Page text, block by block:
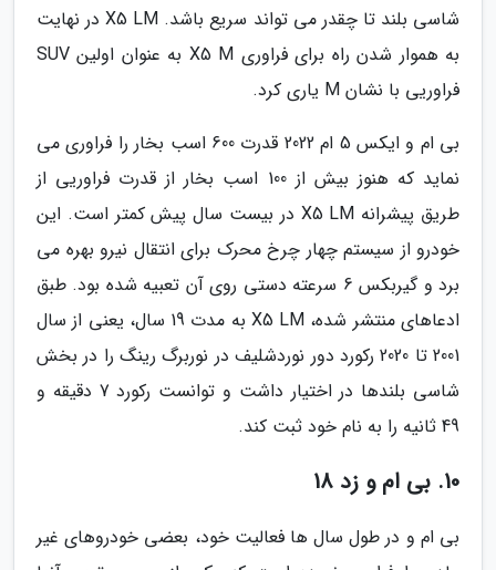
شاسی بلند تا چقدر می تواند سریع باشد. X5 LM در نهایت
به هموار شدن راه برای فراوری X5 M به عنوان اولین SUV
فراوریی با نشان M یاری کرد.
بی ام و ایکس 5 ام 2022 قدرت 600 اسب بخار را فراوری می
نماید که هنوز بیش از 100 اسب بخار از قدرت فراوریی از
طریق پیشرانه X5 LM در بیست سال پیش کمتر است. این
خودرو از سیستم چهار چرخ محرک برای انتقال نیرو بهره می
برد و گیربکس 6 سرعته دستی روی آن تعبیه شده بود. طبق
ادعاهای منتشر شده، X5 LM به مدت 19 سال، یعنی از سال
2001 تا 2020 رکورد دور نوردشلیف در نوربرگ رینگ را در بخش
شاسی بلندها در اختیار داشت و توانست رکورد 7 دقیقه و
49 ثانیه را به نام خود ثبت کند.
10. بی ام و زد 18
بی ام و در طول سال ها فعالیت خود، بعضی خودروهای غیر